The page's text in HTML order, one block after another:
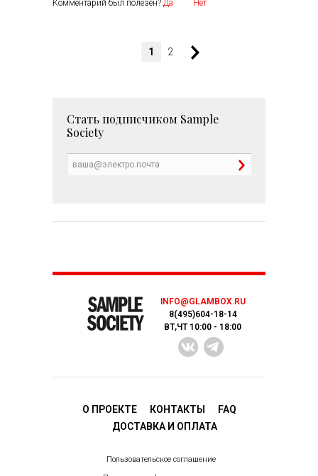
Комментарий был полезен? Да Нет
1 2
Стать подписчиком Sample
Society
INFO@GLAMBOX.RU
8(495)604-18-14
ВТ,ЧТ 10:00 - 18:00
О ПРОЕКТЕ КОНТАКТЫ
FAQ
ДОСТАВКA И ОПЛАТА
Пользовательское соглашение